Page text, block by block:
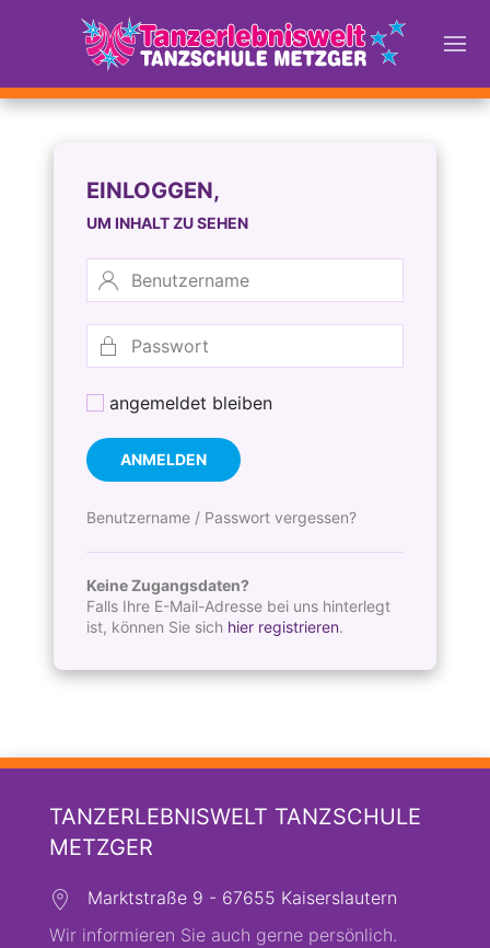
EINLOGGEN,
UM INHALT ZU SEHEN
angemeldet bleiben
ANMELDEN
Benutzername / Passwort vergessen?
Keine Zugangsdaten?
Falls Ihre E-Mail-Adresse bei uns hinterlegt
ist, können Sie sich hier registrieren.
TANZERLEBNISWELT TANZSCHULE
METZGER
Marktstraße 9 - 67655 Kaiserslautern
Wir informieren Sie auch gerne persönlich.